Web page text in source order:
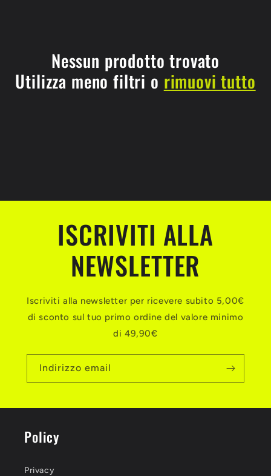
z
e
Nessun prodotto trovato
Utilizza meno filtri o rimuovi tutto
ISCRIVITI ALLA
NEWSLETTER
Iscriviti alla newsletter per ricevere subito 5,00€
di sconto sul tuo primo ordine del valore minimo
di 49,90€
Indirizzo email
Policy
Privacy